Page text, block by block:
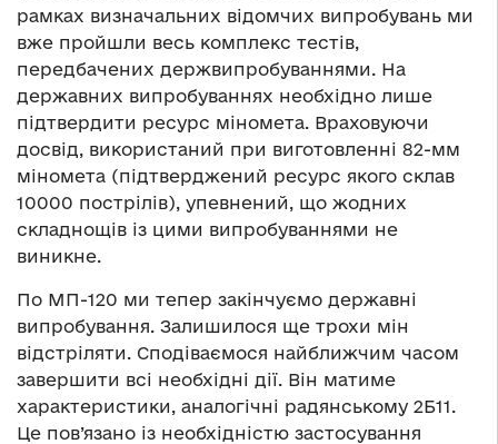
рамках визначальних відомчих випробувань ми
вже пройшли весь комплекс тестів,
передбачених держвипробуваннями. На
державних випробуваннях необхідно лише
підтвердити ресурс міномета. Враховуючи
досвід, використаний при виготовленні 82-мм
міномета (підтверджений ресурс якого склав
10000 пострілів), упевнений, що жодних
складнощів із цими випробуваннями не
виникне.
По МП-120 ми тепер закінчуємо державні
випробування. Залишилося ще трохи мін
відстріляти. Сподіваємося найближчим часом
завершити всі необхідні дії. Він матиме
характеристики, аналогічні радянському 2Б11.
Це пов’язано із необхідністю застосування